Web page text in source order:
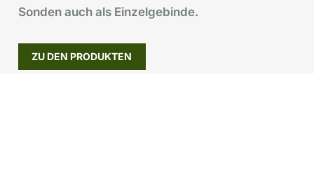
Sonden auch als Einzelgebinde.
ZU DEN PRODUKTEN